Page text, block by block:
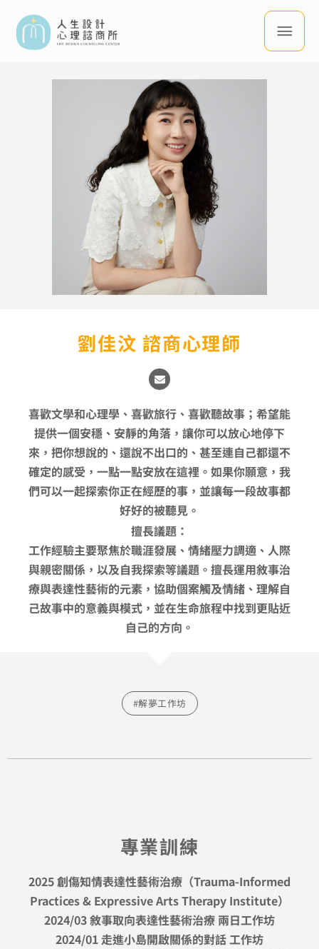
主
要
劉佳汶 諮商心理師
E
n
v
e
l
o
p
e
喜歡文學和心理學、喜歡旅行、喜歡聽故事；希望能
提供一個安穩、安靜的角落，讓你可以放心地停下
來，把你想說的、還說不出口的、甚至連自己都還不
確定的感受，一點一點安放在這裡。如果你願意，我
們可以一起探索你正在經歷的事，並讓每一段故事都
好好的被聽見。
擅長議題：
工作經驗主要聚焦於職涯發展、情緒壓力調適、人際
與親密關係，以及自我探索等議題。擅長運用敘事治
療與表達性藝術的元素，協助個案觸及情緒、理解自
己故事中的意義與模式，並在生命旅程中找到更貼近
自己的方向。
#解夢工作坊
專業訓練
2025 創傷知情表達性藝術治療（Trauma-Informed
Practices & Expressive Arts Therapy Institute）
2024/03 敘事取向表達性藝術治療 兩日工作坊
2024/01 走進小島開啟關係的對話 工作坊